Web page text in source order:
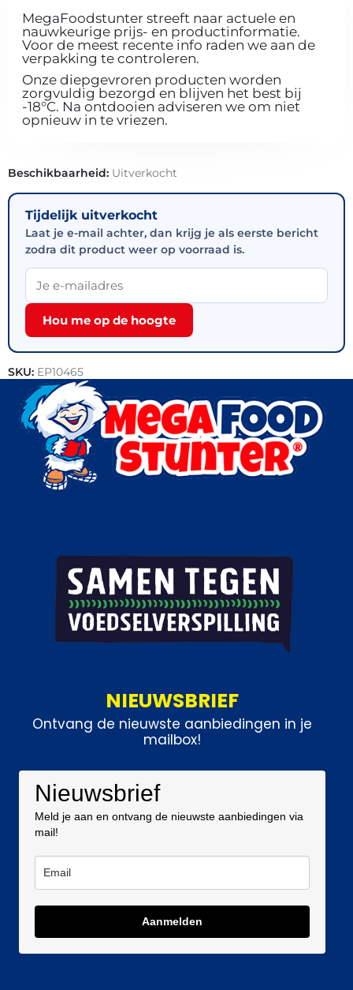
MegaFoodstunter streeft naar actuele en
nauwkeurige prijs- en productinformatie.
Voor de meest recente info raden we aan de
verpakking te controleren.
Onze diepgevroren producten worden
zorgvuldig bezorgd en blijven het best bij
-18°C. Na ontdooien adviseren we om niet
opnieuw in te vriezen.
Beschikbaarheid: Uitverkocht
Tijdelijk uitverkocht
Laat je e-mail achter, dan krijg je als eerste bericht
zodra dit product weer op voorraad is.
Hou me op de hoogte
SKU: EP10465
Categorie: Vlees
NIEUWSBRIEF
Ontvang de nieuwste aanbiedingen in je
mailbox!
Nieuwsbrief
Meld je aan en ontvang de nieuwste aanbiedingen via
mail!
Aanmelden